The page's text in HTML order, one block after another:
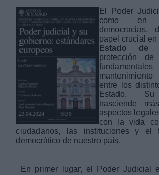
El Poder
como en
democracias,
papel crucial en
Estado de
protección
entre los
Estado. Su
trasciende
aspectos
con la vida
ciudadanos, las instituciones y el
democrático de nuestro país.
En primer lugar, el Poder Judicial